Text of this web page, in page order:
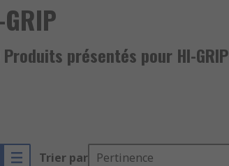
Produits présentés pour HI-GRIP
Trier par Pertinence